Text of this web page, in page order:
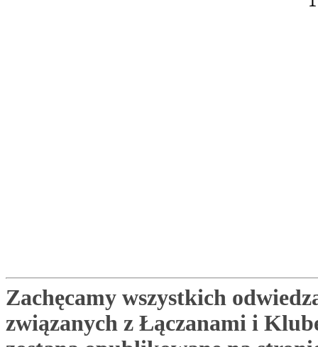
Zachęcamy wszystkich
związanych z Łączanami i